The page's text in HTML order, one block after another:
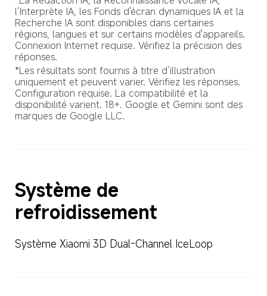
l’Interprète IA, les Fonds d'écran dynamiques IA et la
Recherche IA sont disponibles dans certaines
régions, langues et sur certains modèles d'appareils.
Connexion Internet requise. Vérifiez la précision des
réponses.
*Les résultats sont fournis à titre d’illustration
uniquement et peuvent varier. Vérifiez les réponses.
Configuration requise. La compatibilité et la
disponibilité varient. 18+. Google et Gemini sont des
marques de Google LLC.
Système de
refroidissement
Système Xiaomi 3D Dual-Channel IceLoop